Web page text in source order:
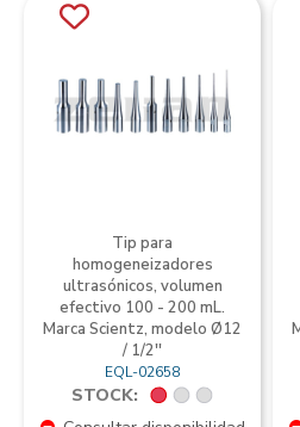
Tip para
homogeneizadores
ultrasónicos, volumen
efectivo 100 - 200 mL.
Marca Scientz, modelo Ø12
/ 1/2''
EQL-02658
STOCK: